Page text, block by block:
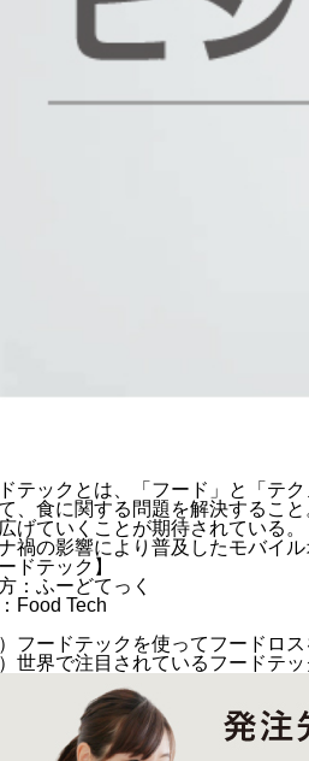
テックとは、「フード」と「テ
、 食に関する問題を解決するこ
げていくことが期待されている。
禍の影響により普及したモバイ
ドテック】
：ふーどてっく
Food Tech
）フードテックを使ってフードロス
）世界で注目されているフードテ